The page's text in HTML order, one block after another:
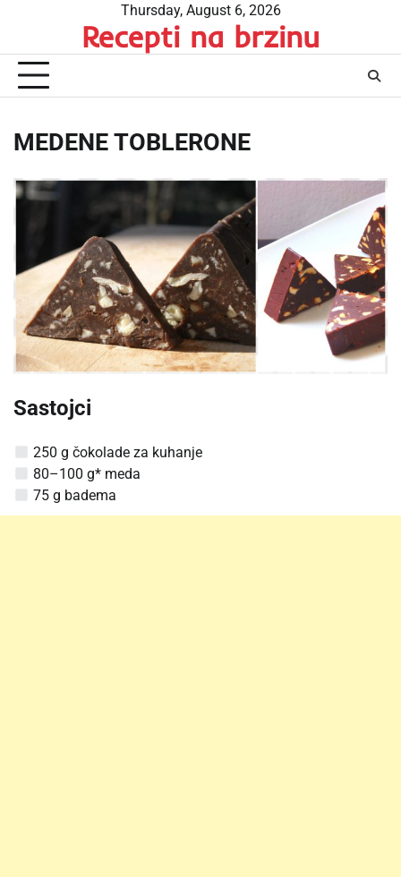
content
Thursday, August 6, 2026
Recepti na brzinu
MEDENE TOBLERONE
Sastojci
250 g čokolade za kuhanje
80–100 g* meda
75 g badema